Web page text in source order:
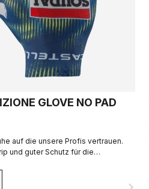
GLOVE NO PAD
auf die unsere Profis vertrauen.
und guter Schutz für die